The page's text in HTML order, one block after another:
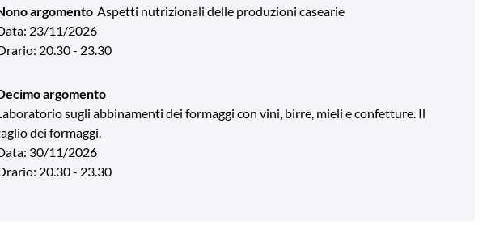
argomento Aspetti nutrizionali delle produzioni casearie
23/11/2026
20.30 - 23.30
argomento
sugli abbinamenti dei formaggi con vini, birre, mieli e confetture. Il
dei formaggi.
30/11/2026
20.30 - 23.30